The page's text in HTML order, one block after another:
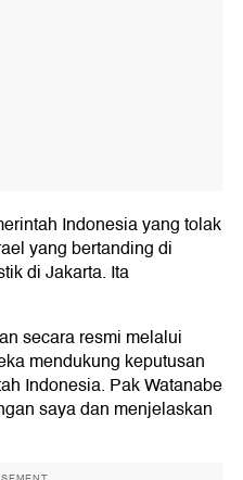
Indonesia yang tolak
yang bertanding di
di Jakarta. Ita
secara resmi melalui
mendukung keputusan
Indonesia. Pak Watanabe
saya dan menjelaskan